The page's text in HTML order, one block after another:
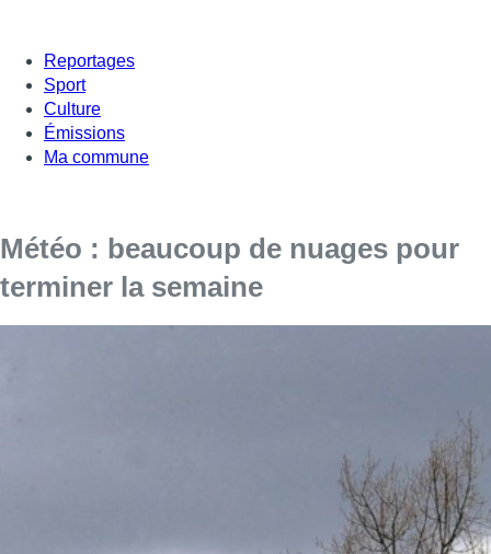
Reportages
Sport
Culture
Émissions
Ma commune
Météo : beaucoup de nuages pour
terminer la semaine